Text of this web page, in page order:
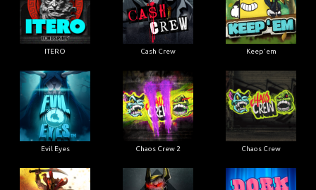
ITERO Cash Crew Keep'em
Evil Eyes Chaos Crew 2 Chaos Crew